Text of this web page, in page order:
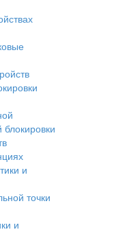
блокировки
и
точки
и